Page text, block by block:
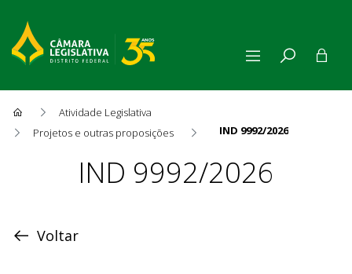
Atividade Legislativa
Projetos e outras proposições
IND 9992/2026
ProposiçãoIND 9992/2026
Voltar